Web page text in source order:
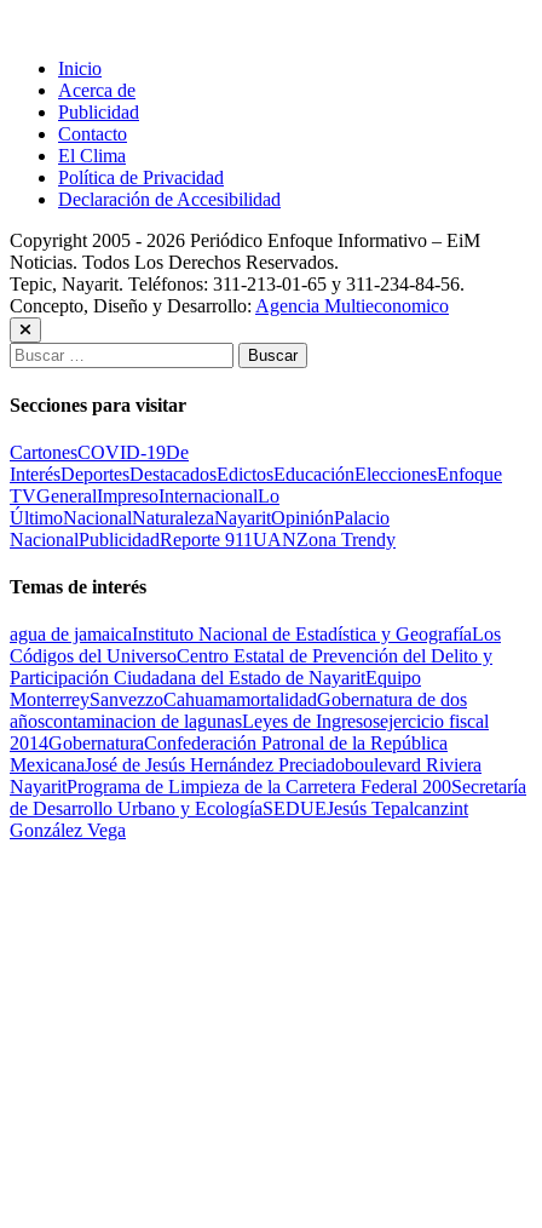
Inicio
Acerca de
Publicidad
Contacto
El Clima
Política de Privacidad
Declaración de Accesibilidad
Copyright 2005 - 2026 Periódico Enfoque Informativo – EiM
Noticias. Todos Los Derechos Reservados.
Tepic, Nayarit. Teléfonos: 311-213-01-65 y 311-234-84-56.
Concepto, Diseño y Desarrollo: Agencia Multieconomico
Buscar:
Secciones para visitar
CartonesCOVID-19De
InterésDeportesDestacadosEdictosEducaciónEleccionesEnfoque
TVGeneralImpresoInternacionalLo
ÚltimoNacionalNaturalezaNayaritOpiniónPalacio
NacionalPublicidadReporte 911UANZona Trendy
Temas de interés
agua de jamaicaInstituto Nacional de Estadística y GeografíaLos
Códigos del UniversoCentro Estatal de Prevención del Delito y
Participación Ciudadana del Estado de NayaritEquipo
MonterreySanvezzoCahuamamortalidadGobernatura de dos
añoscontaminacion de lagunasLeyes de Ingresosejercicio fiscal
2014GobernaturaConfederación Patronal de la República
MexicanaJosé de Jesús Hernández Preciadoboulevard Riviera
NayaritPrograma de Limpieza de la Carretera Federal 200Secretaría
de Desarrollo Urbano y EcologíaSEDUEJesús Tepalcanzint
González Vega